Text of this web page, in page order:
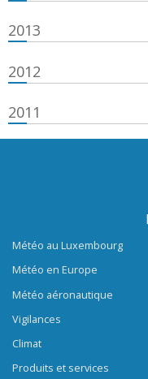
2013
2012
2011
Météo au Luxembourg
Météo en Europe
Météo aéronautique
Vigilances
Climat
Produits et services